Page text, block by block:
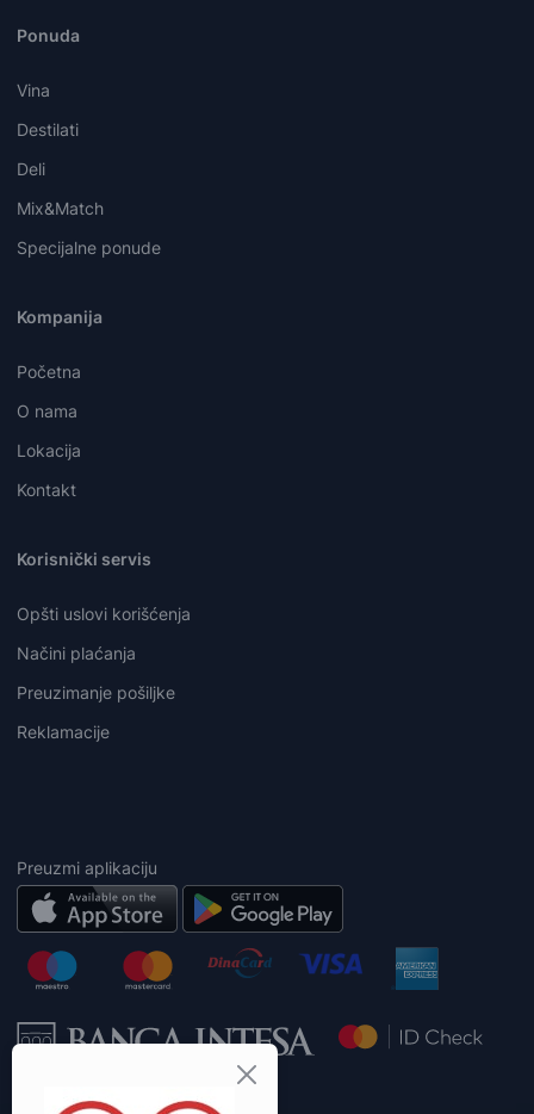
Ponuda
Vina
Destilati
Deli
Mix&Match
Specijalne ponude
Kompanija
Početna
O nama
Lokacija
Kontakt
Korisnički servis
Opšti uslovi korišćenja
Načini plaćanja
Preuzimanje pošiljke
Reklamacije
Preuzmi aplikaciju